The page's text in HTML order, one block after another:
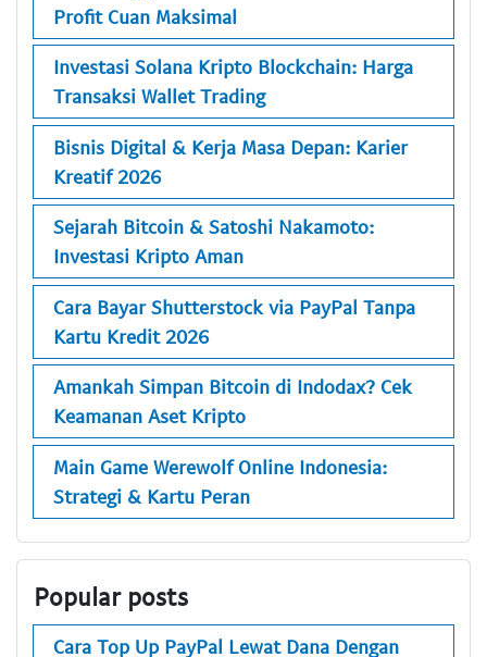
Profit Cuan Maksimal
Investasi Solana Kripto Blockchain: Harga
Transaksi Wallet Trading
Bisnis Digital & Kerja Masa Depan: Karier
Kreatif 2026
Sejarah Bitcoin & Satoshi Nakamoto:
Investasi Kripto Aman
Cara Bayar Shutterstock via PayPal Tanpa
Kartu Kredit 2026
Amankah Simpan Bitcoin di Indodax? Cek
Keamanan Aset Kripto
Main Game Werewolf Online Indonesia:
Strategi & Kartu Peran
Popular posts
Cara Top Up PayPal Lewat Dana Dengan